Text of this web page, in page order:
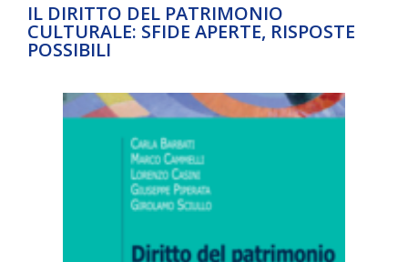
IL DIRITTO DEL PATRIMONIO
CULTURALE: SFIDE APERTE, RISPOSTE
POSSIBILI